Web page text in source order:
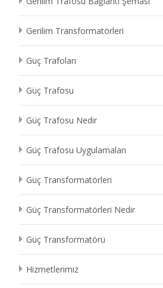
Gerilim Transformatörleri
Güç Trafoları
Güç Trafosu
Güç Trafosu Nedir
Güç Trafosu Uygulamaları
Güç Transformatörleri
Güç Transformatörleri Nedir
Güç Transformatörü
Hizmetlerimiz